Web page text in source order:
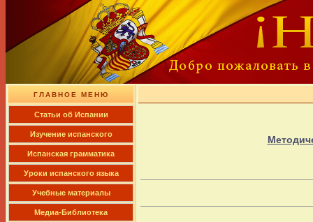
ГЛАВНОЕ МЕНЮ
Cтатьи об Испании
Изучение испанского
Испанская грамматика
Уроки испанского языка
Учебные материалы
Медиа-Библиотека